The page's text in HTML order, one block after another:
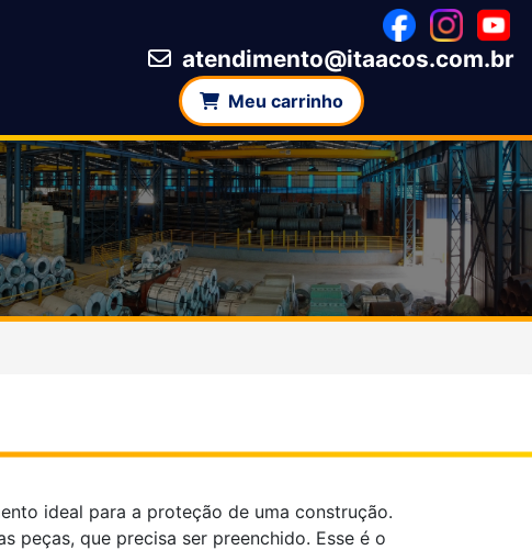
atendimento@itaacos.com.br
Meu carrinho
ideal para a proteção de uma construção.
peças, que precisa ser preenchido. Esse é o